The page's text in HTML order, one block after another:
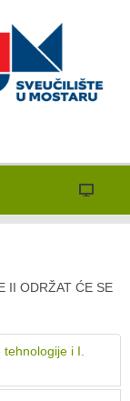
II ODRŽAT ĆE SE
i I.